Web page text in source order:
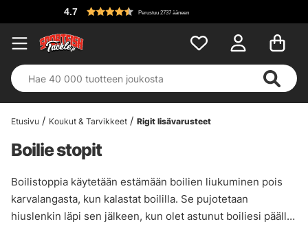
4.7 Perustuu 2737 ääneen
Etusivu Koukut & Tarvikkeet Rigit lisävarusteet
Boilie stopit
Boilistoppia käytetään estämään boilien liukuminen pois
karvalangasta, kun kalastat boililla. Se pujotetaan
hiuslenkin läpi sen jälkeen, kun olet astunut boiliesi päälle,